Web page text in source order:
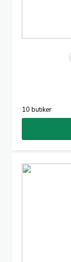
10 butiker